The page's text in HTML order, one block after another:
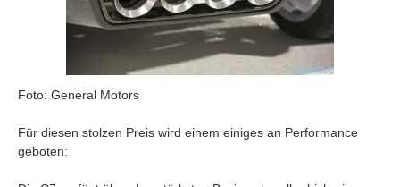
Foto: General Motors
Für diesen stolzen Preis wird einem einiges an Performance
geboten: